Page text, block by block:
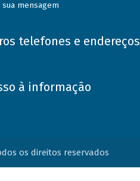
sua mensagem
telefones e endereços
à informação
os direitos reservados